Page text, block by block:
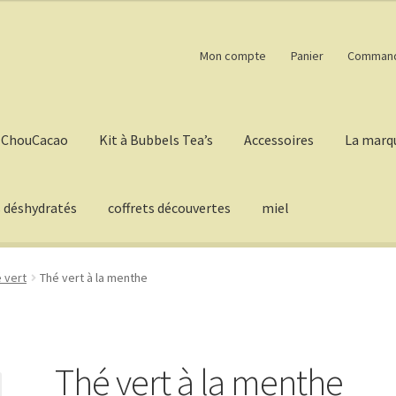
Mon compte Panier
ChouCacao Kit à Bubbels Tea’s Accessoires La
coffrets découvertes miel
vert Thé vert à la menthe
Thé vert à la menthe